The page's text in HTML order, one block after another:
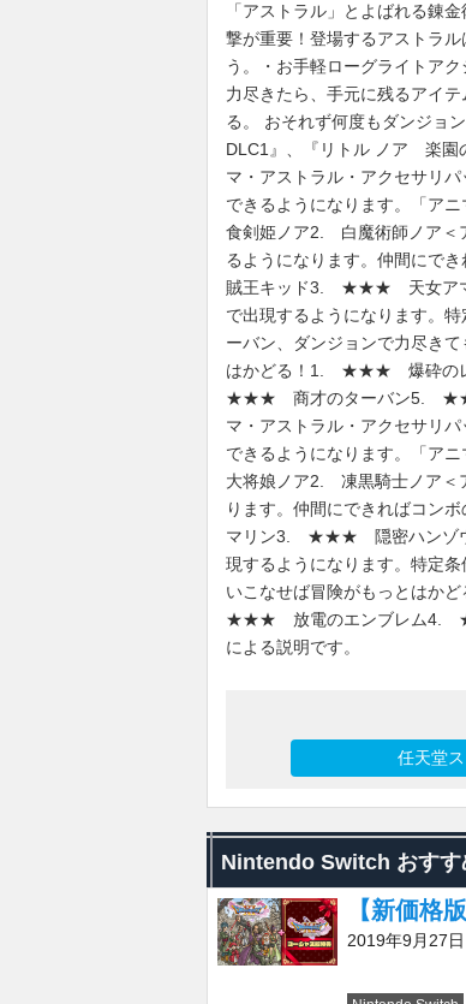
「アストラル」とよばれる錬
撃が重要！登場するアストラ
う。・お手軽ローグライトア
力尽きたら、手元に残るアイ
る。 おそれず何度もダンジョ
DLC1』、『リトル ノア 楽園
マ・アストラル・アクセサリ
できるようになります。「ア
食剣姫ノア2. 白魔術師ノア＜
るようになります。仲間に
賊王キッド3. ★★★ 天女アマ
で出現するようになります。
ーバン、ダンジョンで力尽き
はかどる！1. ★★★ 爆砕
★★★ 商才のターバン5. ★★★
マ・アストラル・アクセサリ
できるようになります。「ア
大将娘ノア2. 凍黒騎士ノア＜
ります。仲間にできればコ
マリン3. ★★★ 隠密ハンゾウ
現するようになります。特定
いこなせば冒険がもっと
★★★ 放電のエンブレム4.
による説明です。
任天堂
Nintendo Switch おすす
【新価格
2019年9月27日